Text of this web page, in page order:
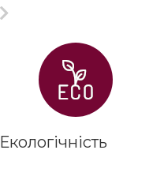
Екологічність